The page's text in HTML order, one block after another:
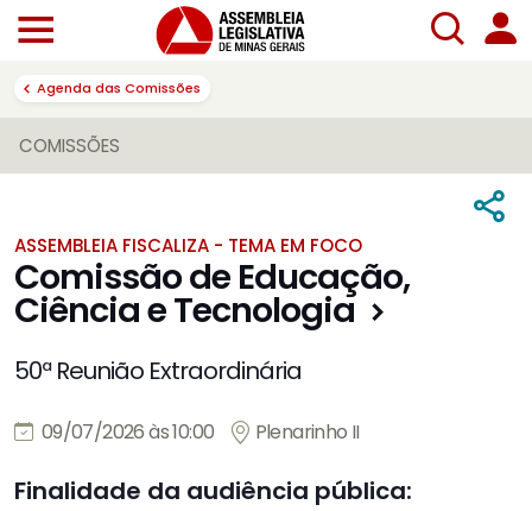
Agenda das Comissões
COMISSÕES
ASSEMBLEIA FISCALIZA - TEMA EM FOCO
Comissão de Educação,
Ciência e Tecnologia
50ª Reunião Extraordinária
09/07/2026 às 10:00 Plenarinho II
Finalidade da audiência pública: